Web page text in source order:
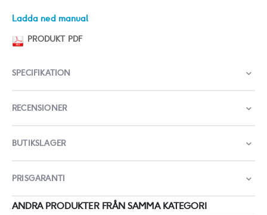
Ladda ned manual
PRODUKT PDF
SPECIFIKATION
RECENSIONER
BUTIKSLAGER
PRISGARANTI
ANDRA PRODUKTER FRÅN SAMMA KATEGORI